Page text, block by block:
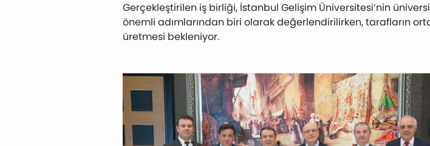
Gerçekleştirilen iş birliği, İstanbul Gelişim Üniversitesi’nin
önemli adımlarından biri olarak değerlendirilirken, tarafların
üretmesi bekleniyor.